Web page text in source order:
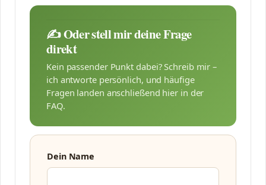
✍️ Oder stell mir deine Frage
direkt
Kein passender Punkt dabei? Schreib mir –
ich antworte persönlich, und häufige
Fragen landen anschließend hier in der
FAQ.
Dein Name